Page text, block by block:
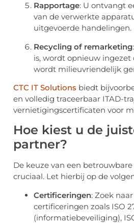
Rapportage: U ontvangt
van de verwerkte
uitgevoerde handelingen.
Recycling of remarketing
is, wordt opnieuw ingezet
wordt milieuvriendelijk
CTC IT Solutions biedt
en volledig traceerbaar ITAD-
vernietigingscertificaten voor
Hoe kiest u de
partner?
De keuze van een
cruciaal. Let hierbij op de
Certificeringen: Zoek
certificeringen zoals ISO
(informatiebeveiliging),